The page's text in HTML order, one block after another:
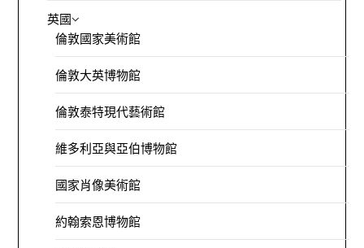
英國
倫敦國家美術館
倫敦大英博物館
倫敦泰特現代藝術館
維多利亞與亞伯博物館
國家肖像美術館
約翰索恩博物館